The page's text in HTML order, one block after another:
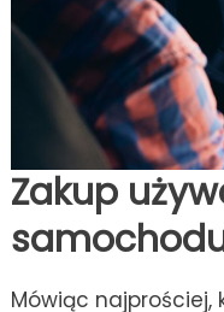
Zakup
Mówiąc najprościej,